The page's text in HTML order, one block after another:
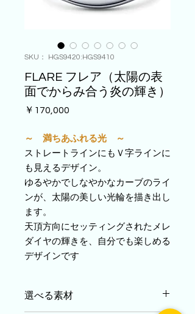
SKU： HGS9420:HGS9410
FLARE フレア（太陽の表
面でからみ合う炎の輝き）
￥170,000
～ 満ちあふれる光 ～
ストレートラインにもＶ字ラインに
も見えるデザイン。
ゆるやかでしなやかなカーブのライ
ンが、太陽の美しい光輪を描き出し
ます。
天頂方向にセッティングされたメレ
ダイヤの輝きを、自分でも楽しめる
デザインです
選べる素材